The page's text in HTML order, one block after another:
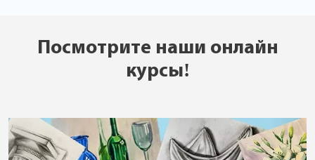
Посмотрите наши онлайн
курсы!